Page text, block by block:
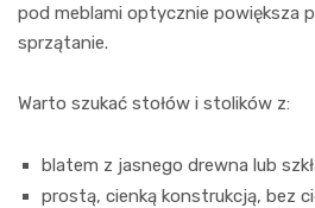
pod meblami optycznie powiększa
sprzątanie.
Warto szukać stołów i stolików z:
blatem z jasnego drewna lub
prostą, cienką konstrukcją, bez